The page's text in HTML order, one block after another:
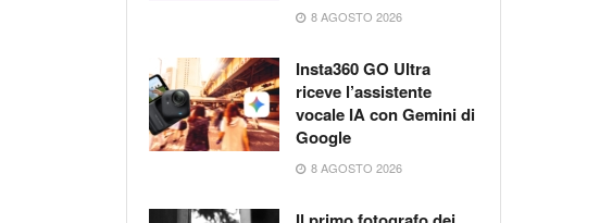
8 AGOSTO 2026
Insta360 GO Ultra
riceve l’assistente
vocale IA con Gemini di
Google
8 AGOSTO 2026